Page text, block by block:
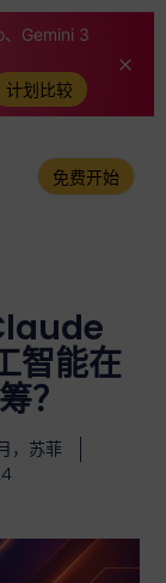
Gemini 3
计划比较
免费开始
智能在
？
，苏菲